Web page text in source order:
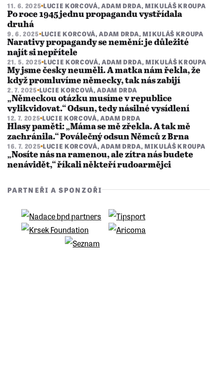
11. 6. 2025 LUCIE KORCOVÁ,ADAM DRDA, MIKULÁŠ KROUPA
Po roce 1945 jednu propagandu vystřídala
druhá
9. 6. 2025 LUCIE KORCOVÁ,ADAM DRDA, MIKULÁŠ KROUPA
Narativy propagandy se nemění: je důležité
najít si nepřítele
21. 5. 2025 LUCIE KORCOVÁ,ADAM DRDA, MIKULÁŠ KROUPA
My jsme česky neuměli. A matka nám řekla, že
když promluvíme německy, tak nás zabijí
2. 7. 2025 LUCIE KORCOVÁ,ADAM DRDA
„Německou otázku musíme v republice
vylikvidovat.“ Odsun, tedy násilné vysídlení
12. 7. 2025 LUCIE KORCOVÁ,ADAM DRDA
Hlasy paměti: „Máma se mě zřekla. A tak mě
zachránila.“ Poválečný odsun Němců z Brna
16. 7. 2025 LUCIE KORCOVÁ,ADAM DRDA, MIKULÁŠ KROUPA
​​​​​​​„Nosíte nás na ramenou, ale zítra nás budete
nenávidět,“ říkali někteří rudoarmějci
PARTNEŘI A SPONZOŘI